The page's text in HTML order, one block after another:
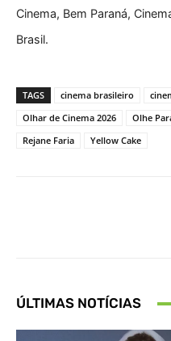
Cinema, Bem Paraná,
Brasil.
TAGS cinema brasileiro
Olhar de Cinema 2026
Olhe
Rejane Faria
Yellow Cake
ÚLTIMAS NOTÍCIAS